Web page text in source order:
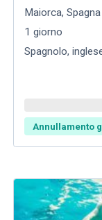
Maiorca,Spagna
1 giorno
Spagnolo,
Annullamento